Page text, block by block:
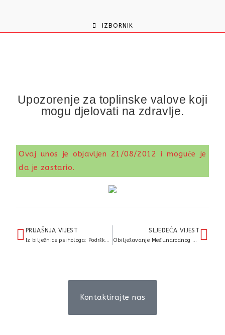
IZBORNIK
Upozorenje za toplinske valove koji
mogu djelovati na zdravlje.
Ovaj unos je objavljen 21/08/2012 i moguće je
da je zastario.
PRIJAŠNJA VIJEST
Iz bilježnice psihologa: Podrška mentalnom zdravlju djece
SLJEDEĆA VIJEST
Obilježavanje Međunarodnog dana borbe protiv zlouporabe droga i nezakonitog prometa drogama, 26.06.2012.
Kontaktirajte nas